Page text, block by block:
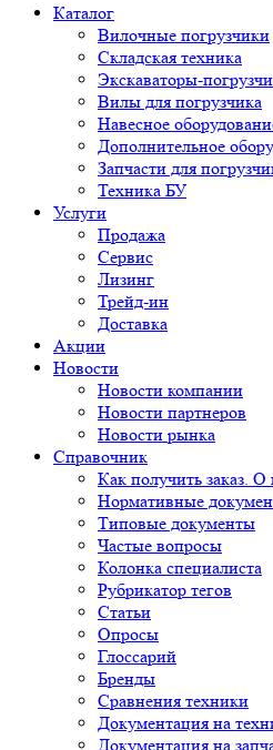
Каталог
Вилочные погрузчики
Складская техника
Экскаваторы-
Вилы для погрузчика
Навесное
Дополнительное
Запчасти для
Техника БУ
Услуги
Продажа
Сервис
Лизинг
Трейд-ин
Доставка
Акции
Новости
Новости компании
Новости партнеров
Новости рынка
Справочник
Как получить заказ. О
Нормативные
Типовые документы
Частые вопросы
Колонка специалиста
Рубрикатор тегов
Статьи
Опросы
Глоссарий
Бренды
Сравнения техники
Документация на
Документация на